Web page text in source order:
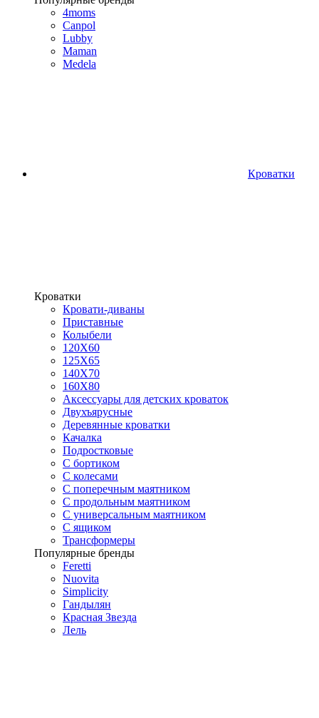
4moms
Canpol
Lubby
Maman
Medela
Кроватки
Кроватки
Кровати-диваны
Приставные
Колыбели
120Х60
125X65
140Х70
160Х80
Аксессуары для детских кроваток
Двухъярусные
Деревянные кроватки
Качалка
Подростковые
С бортиком
С колесами
С поперечным маятником
С продольным маятником
С универсальным маятником
С ящиком
Трансформеры
Популярные бренды
Feretti
Nuovita
Simplicity
Гандылян
Красная Звезда
Лель